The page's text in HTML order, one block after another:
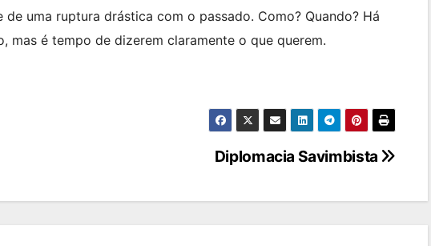
uma ruptura drástica com o passado. Como? Quando? Há
mas é tempo de dizerem claramente o que querem.
Diplomacia Savimbista